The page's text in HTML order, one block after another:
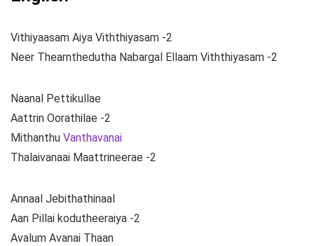
Vithiyaasam Aiya Viththiyasam -2
Neer Thearnthedutha Nabargal Ellaam Viththiyasam -2
Naanal Pettikullae
Aattrin Oorathilae -2
Mithanthu Vanthavanai
Thalaivanaai Maattrineerae -2
Annaal Jebithathinaal
Aan Pillai kodutheeraiya -2
Avalum Avanai Thaan